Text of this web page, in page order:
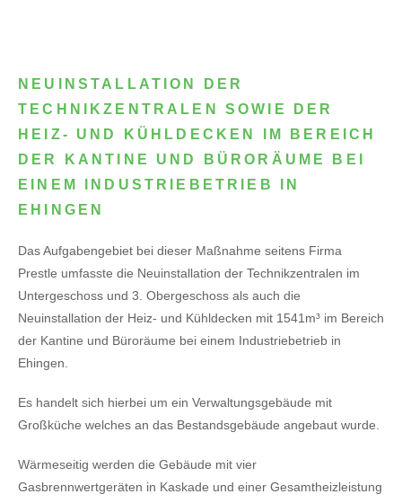
NEUINSTALLATION DER
TECHNIKZENTRALEN SOWIE DER
HEIZ- UND KÜHLDECKEN IM BEREICH
DER KANTINE UND BÜRORÄUME BEI
EINEM INDUSTRIEBETRIEB IN
EHINGEN
Das Aufgabengebiet bei dieser Maßnahme seitens Firma
Prestle umfasste die Neuinstallation der Technikzentralen im
Untergeschoss und 3. Obergeschoss als auch die
Neuinstallation der Heiz- und Kühldecken mit 1541m³ im Bereich
der Kantine und Büroräume bei einem Industriebetrieb in
Ehingen.
Es handelt sich hierbei um ein Verwaltungsgebäude mit
Großküche welches an das Bestandsgebäude angebaut wurde.
Wärmeseitig werden die Gebäude mit vier
Gasbrennwertgeräten in Kaskade und einer Gesamtheizleistung